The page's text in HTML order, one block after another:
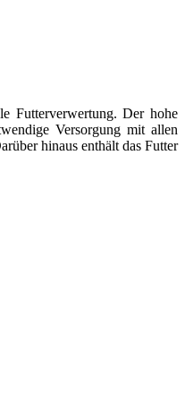
Futterverwertung. Der hohe
Versorgung mit allen
hinaus enthält das Futter